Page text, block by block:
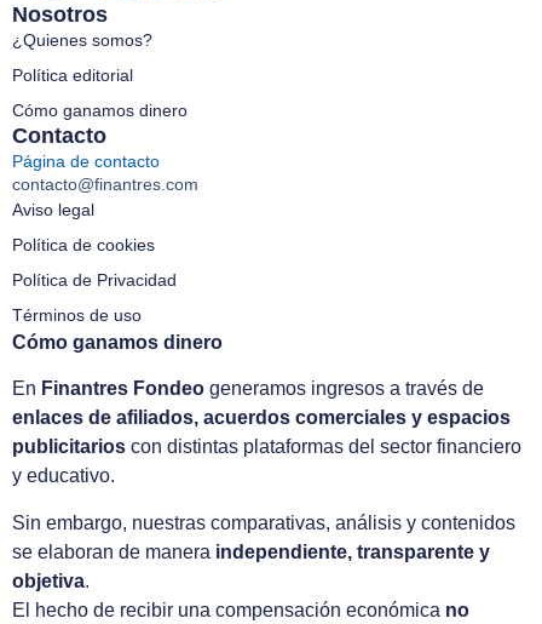
Nosotros
¿Quienes somos?
Política editorial
Cómo ganamos dinero
Contacto
Página de contacto
contacto@finantres.com
Aviso legal
Política de cookies
Política de Privacidad
Términos de uso
Cómo ganamos dinero
En Finantres Fondeo generamos ingresos a través de
enlaces de afiliados, acuerdos comerciales y espacios
publicitarios con distintas plataformas del sector financiero
y educativo.
Sin embargo, nuestras comparativas, análisis y contenidos
se elaboran de manera independiente, transparente y
objetiva.
El hecho de recibir una compensación económica no